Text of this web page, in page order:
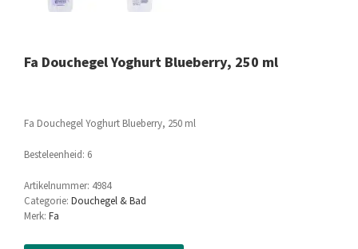
Fa Douchegel Yoghurt Blueberry, 250 ml
Fa Douchegel Yoghurt Blueberry, 250 ml
Besteleenheid: 6
Artikelnummer: 4984
Categorie: Douchegel & Bad
Merk: Fa